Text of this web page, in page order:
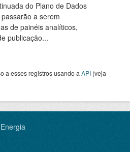
do Plano de Dados
a serem
de painéis analíticos,
publicação...
a esses registros usando a API (veja